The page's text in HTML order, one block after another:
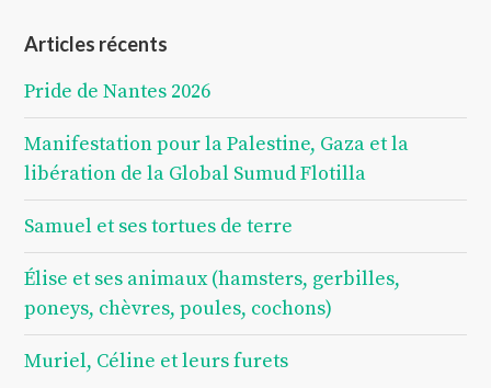
Articles récents
Pride de Nantes 2026
Manifestation pour la Palestine, Gaza et la
libération de la Global Sumud Flotilla
Samuel et ses tortues de terre
Élise et ses animaux (hamsters, gerbilles,
poneys, chèvres, poules, cochons)
Muriel, Céline et leurs furets